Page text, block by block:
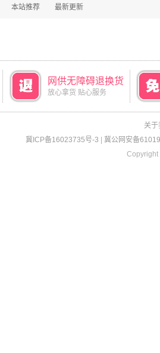
本站推荐 最新更新
网供无障碍退换货
放心拿货 贴心服务
关于
冀ICP备16023735号-3
冀公网安备